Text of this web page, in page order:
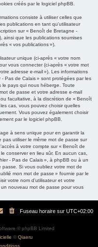
créés par le logiciel phpBB.
consiste à utiliser celles que
publications en tant qu’utilisateur
sur « Benoît de Bretagne -
ainsi que les publications soumises
« vos publications »).
unique (ci-après « votre nom
vous connecter (ci-après « votre mot
adresse e-mail »). Les informations
Pas de Calais » sont protégées par les
pays qui nous héberge. Toute
de passe et votre adresse e-mail
facultative, à la discrétion de « Benoît
cas, vous pouvez choisir quelles
Vous pouvez également choisir
par le logiciel phpBB.
à sens unique pour en garantir la
utiliser le même mot de passe sur
à votre compte sur « Benoît de
conserver en lieu sûr. En aucun cas,
- Pas de Calais », à phpBB ou à un
Si vous oubliez votre mot de
mon mot de passe » fournie par le
votre nom d’utilisateur et votre
nouveau mot de passe pour vous
Fuseau horaire sur UTC+02:00
© phpBB Limited
© Qiaeru